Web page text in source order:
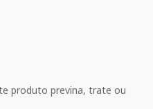
produto previna, trate ou